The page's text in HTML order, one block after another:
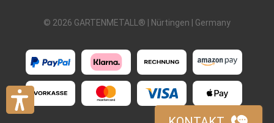
© 2026 GARTENMETALL® | Nürtingen | Germany